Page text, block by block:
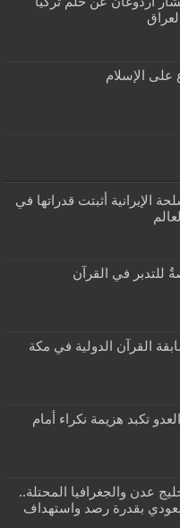
على الإسلام
الإيرانية أثبتت قدراتها في
للتدبر في القرآن
تكبد هزيمة نكراء أمام
عدن والجغرافيا المحتلة..
بقدرة رصد واستهداف